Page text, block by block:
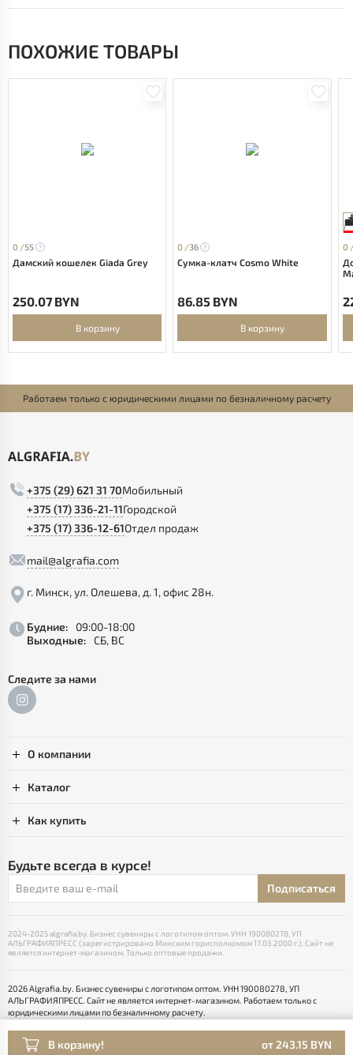
В корзину! от 243.15 BYN
ПОХОЖИЕ ТОВАРЫ
0 /55
Дамский кошелек Giada Grey
250.07 BYN
В корзину
0 /36
Сумка-клатч Cosmo White
86.85 BYN
В корзину
0
Работаем только с юридическими лицами по безналичному расчету
+375 (29) 621 31 70Мобильный
+375 (17) 336-21-11Городской
+375 (17) 336-12-61Отдел продаж
mail@algrafia.com
г. Минск, ул. Олешева, д. 1, офис 28н.
Будние:
09:00-18:00
Выходные: СБ, ВС
Следите за нами
О компании
Каталог
Как купить
Будьте всегда в курсе!
Подписаться
2024-2025 algrafia.by. Бизнес сувениры с логотипом оптом. УНН 190080278, УП
АЛЬГРАФИЯПРЕСС (зарегистрировано Минским горисполкомом 17.03.2000 г.). Сайт не
является интернет-магазином. Только оптовые продажи.
2026 Algrafia.by. Бизнес сувениры с логотипом оптом. УНН 190080278, УП
АЛЬГРАФИЯПРЕСС. Сайт не является интернет-магазином. Работаем только с
юридическими лицами по безналичному расчету.